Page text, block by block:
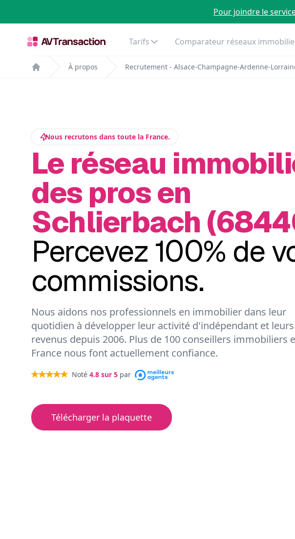
Pour joindre le
Tarifs Comparateur réseaux
Home
À propos Recrutement - Alsace-Champagne-Ardenne-
Nous recrutons dans toute la France.
Le réseau
des pros en
Schlierbach
Percevez 100% de
commissions.
Nous aidons nos professionnels en immobilier dans leur
quotidien à développer leur activité d'indépendant et leurs
revenus depuis 2006. Plus de 100 conseillers immobiliers
France nous font actuellement confiance.
Noté 4.8 sur 5 par
Télécharger la plaquette